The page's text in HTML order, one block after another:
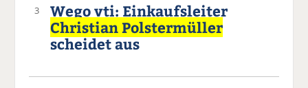
3
Wego vti: Einkaufsleiter
Christian Polstermüller
scheidet aus